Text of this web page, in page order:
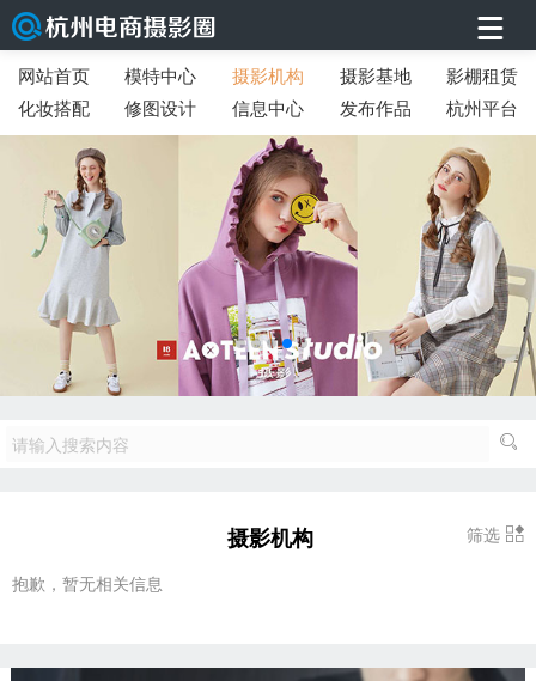
网站首页 模特中心 摄影机构 摄影基地
影棚租赁
化妆搭配
修图设计 信息中心 发布作品 杭州平台
摄影机构 筛选
抱歉，暂无相关信息